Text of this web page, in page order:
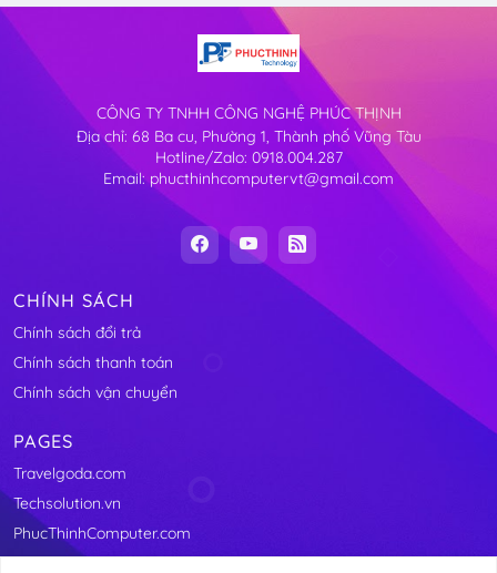
CÔNG TY TNHH CÔNG NGHỆ PHÚC THỊNH
Địa chỉ: 68 Ba cu, Phường 1, Thành phố Vũng Tàu
Hotline/Zalo: 0918.004.287
Email: phucthinhcomputervt@gmail.com
CHÍNH SÁCH
Chính sách đổi trả
Chính sách thanh toán
Chính sách vận chuyển
PAGES
Travelgoda.com
Techsolution.vn
PhucThinhComputer.com